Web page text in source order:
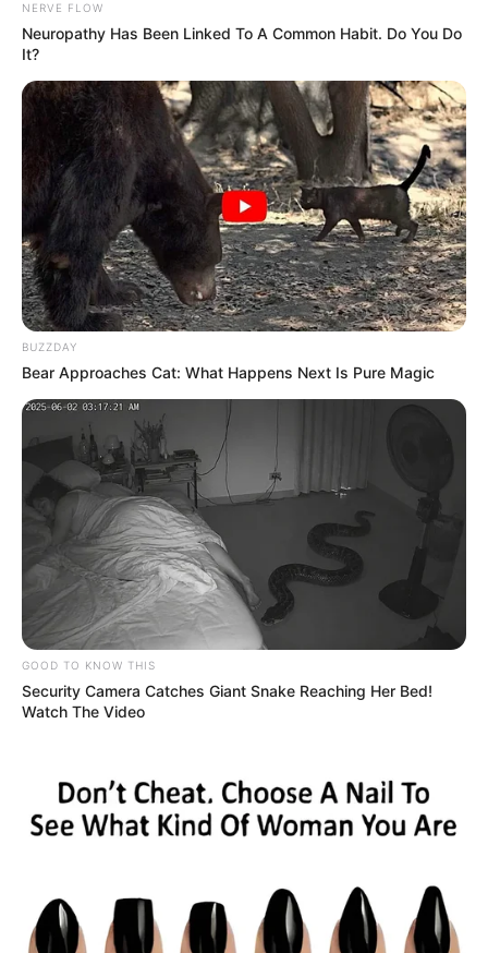
TAGS
ΔΡΟΜΟΣ
ΧΑΛΚΙΔΑ ΝΕΑ
© 2025 EVIANEWS του Γιώργου Κουτσελίνη
NERVE FLOW
Neuropathy Has Been Linked To A Common Habit. Do You Do
It?
BUZZDAY
Bear Approaches Cat: What Happens Next Is Pure Magic
GOOD TO KNOW THIS
Security Camera Catches Giant Snake Reaching Her Bed!
Watch The Video